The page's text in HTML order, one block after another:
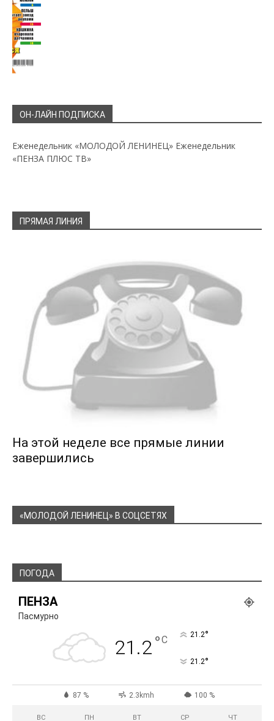
ОН-ЛАЙН ПОДПИСКА
Еженедельник «МОЛОДОЙ ЛЕНИНЕЦ» Еженедельник
«ПЕНЗА ПЛЮС ТВ»
ПРЯМАЯ ЛИНИЯ
На этой неделе все прямые линии
завершились
«МОЛОДОЙ ЛЕНИНЕЦ» В СОЦСЕТЯХ
ПОГОДА
ПЕНЗА
Пасмурно
21.2°C 21.2°
21.2°
87 % 2.3kmh 100 %
ВС ПН ВТ СР ЧТ